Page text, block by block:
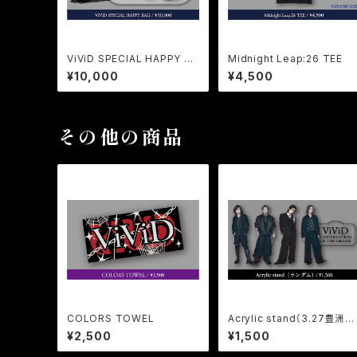
ViViD SPECIAL HAPPY BA
G
¥10,000
Midnight Leap:26 TEE
¥4,500
その他の商品
COLORS TOWEL
¥2,500
Acrylic stand（3.27豊洲PI
T/ランダム）
¥1,500